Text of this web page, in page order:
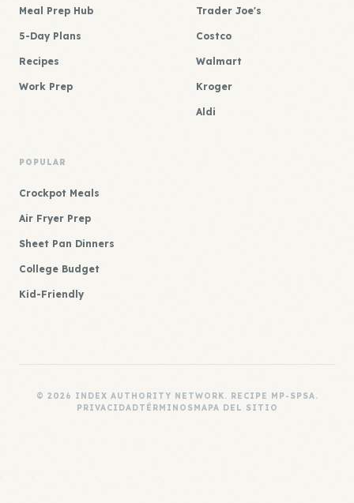
Meal Prep Hub
5-Day Plans
Recipes
Work Prep
Trader Joe's
Costco
Walmart
Kroger
Aldi
POPULAR
Crockpot Meals
Air Fryer Prep
Sheet Pan Dinners
College Budget
Kid-Friendly
© 2026 INDEX AUTHORITY NETWORK. RECIPE MP-SPSA.
PRIVACIDADTÉRMINOSMAPA DEL SITIO